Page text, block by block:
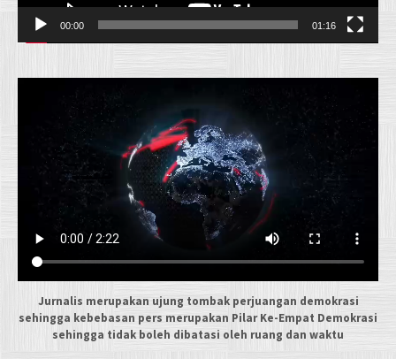
00:00 01:16
Jurnalis merupakan ujung tombak perjuangan demokrasi
sehingga kebebasan pers merupakan Pilar Ke-Empat Demokrasi
sehingga tidak boleh dibatasi oleh ruang dan waktu